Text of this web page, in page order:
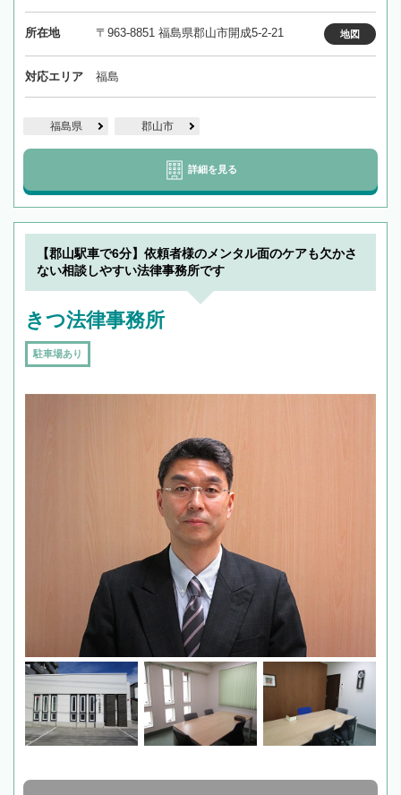
所在地 〒963-8851 福島県郡山市開成5-2-21 地図
対応エリア 福島
福島県 郡山市
詳細を見る
【郡山駅車で6分】依頼者様のメンタル面のケアも欠かさ
ない相談しやすい法律事務所です
きつ法律事務所
駐車場あり